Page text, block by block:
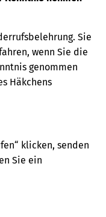
Sie
wenn Sie die
genommen
Häkchens
klicken, senden
Sie ein